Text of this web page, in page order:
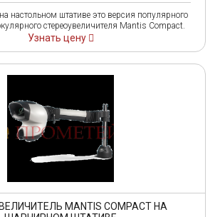
настольном штативе это версия популярного
стереоувеличителя Mantis Compact.
Узнать цену
MANTIS COMPACT НА